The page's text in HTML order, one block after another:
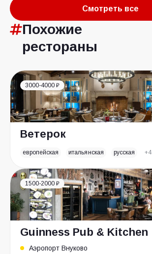
Смотреть все
Похожие
рестораны
3000-4000 ₽
Ветерок
европейская итальянская русская +4
1500-2000 ₽
Guinness Pub & Kitchen
Аэропорт Внуково